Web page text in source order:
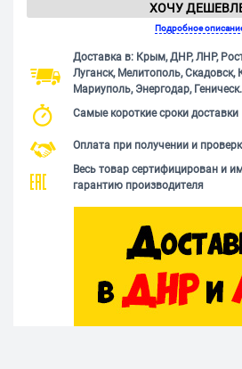
ХОЧУ
Подробное
Доставка в: Крым, ДНР, ЛНР,
Луганск, Мелитополь, Скадовск,
Мариуполь, Энергодар, Геническ.
Самые короткие сроки доставки
Оплата при получении и
Весь товар сертифицирован и
гарантию производителя